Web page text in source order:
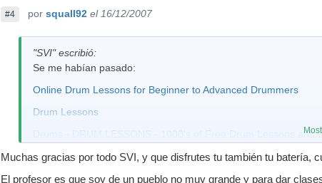
#4 por squall92 el 16/12/2007
"SVI" escribió:
Se me habían pasado:
Online Drum Lessons for Beginner to Advanced Drummers
Drum Lessons
Drums - DRUM LESSONS - 1000's of Free Drum Lessons and
40 Essential Rudiments
Video Drum Lessons | unirunner
Muchas gracias por todo SVI, y que disfrutes tu también tu batería,
El profesor es que soy de un pueblo no muy grande y para dar